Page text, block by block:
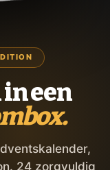
een
24 zorgvuldig